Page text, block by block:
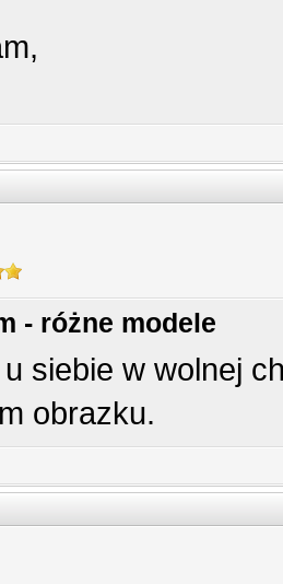
- różne modele
siebie w wolnej
obrazku.